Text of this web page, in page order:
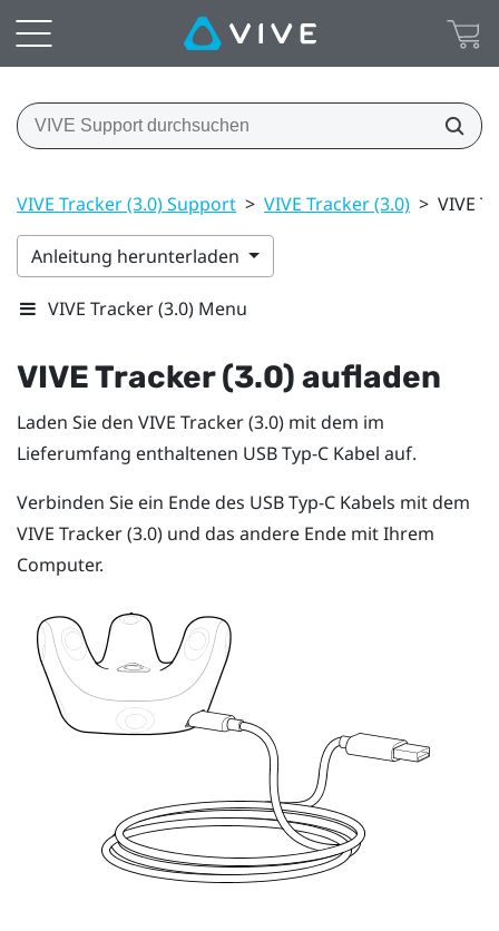
VIVE Tracker (3.0) Support > VIVE Tracker (3.0) > VIVE
Anleitung herunterladen
VIVE Tracker (3.0) Menu
VIVETracker (3.0) aufladen
Laden Sie den VIVE Tracker (3.0) mit dem im
Lieferumfang enthaltenen USB Typ-C Kabel auf.
Verbinden Sie ein Ende des USB Typ-C Kabels mit dem
VIVE Tracker (3.0) und das andere Ende mit Ihrem
Computer.